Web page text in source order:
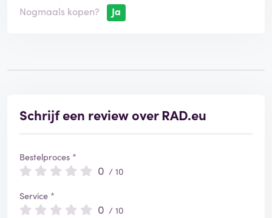
Nogmaals kopen?
Ja
Schrijf een review over RAD.eu
Bestelproces *
0 / 10
Service *
0 / 10